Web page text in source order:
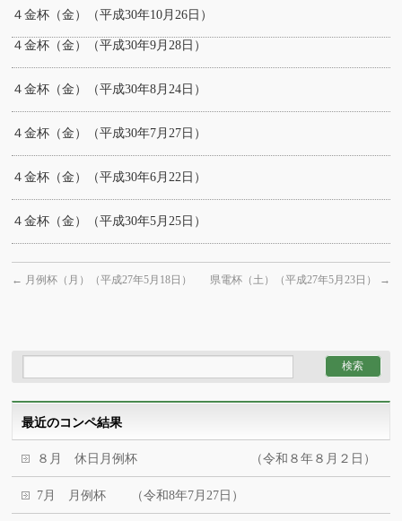
４金杯（金）（平成30年10月26日）
４金杯（金）（平成30年9月28日）
４金杯（金）（平成30年8月24日）
４金杯（金）（平成30年7月27日）
４金杯（金）（平成30年6月22日）
４金杯（金）（平成30年5月25日）
← 月例杯（月）（平成27年5月18日） 県電杯（土）（平成27年5月23日） →
最近のコンペ結果
８月 休日月例杯 （令和８年８月２日）
7月 月例杯 （令和8年7月27日）